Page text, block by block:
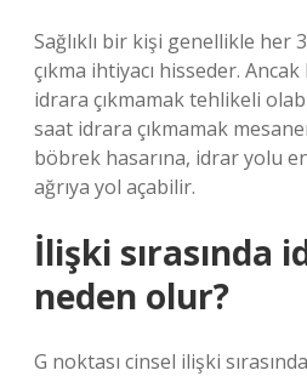
Sağlıklı bir kişi genellikle her
çıkma ihtiyacı hisseder.
idrara çıkmamak tehlikeli
saat idrara çıkmamak
böbrek hasarına, idrar yolu
ağrıya yol açabilir.
İlişki sırasında
neden olur?
G noktası cinsel ilişki